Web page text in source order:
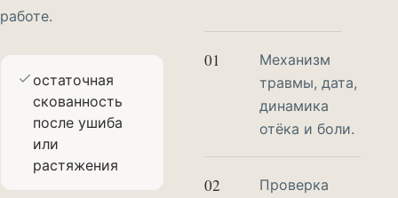
работе.
остаточная
скованность
после ушиба
или
растяжения
01
Механизм
травмы, дата,
динамика
отёка и боли.
02
Проверка